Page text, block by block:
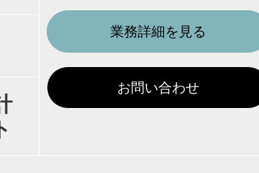
業務詳細を見る
お問い合わせ